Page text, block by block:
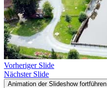
Vorheriger Slide
Nächster Slide
Animation der Slideshow fortführen